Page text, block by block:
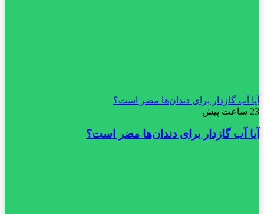
آیا آب گازدار برای دندان‌ها مضر است؟
23 ساعت پیش
آیا آب گازدار برای دندان‌ها مضر است؟